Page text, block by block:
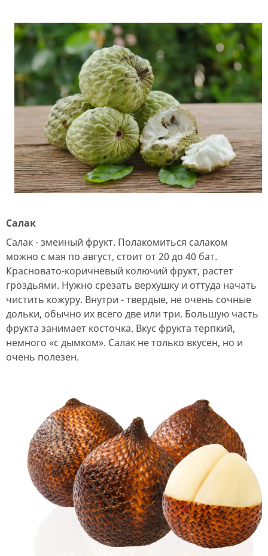
Салак
Салак - змеиный фрукт. Полакомиться салаком
можно с мая по август, стоит от 20 до 40 бат.
Красновато-коричневый колючий фрукт, растет
гроздьями. Нужно срезать верхушку и оттуда начать
чистить кожуру. Внутри - твердые, не очень сочные
дольки, обычно их всего две или три. Большую часть
фрукта занимает косточка. Вкус фрукта терпкий,
немного «с дымком». Салак не только вкусен, но и
очень полезен.